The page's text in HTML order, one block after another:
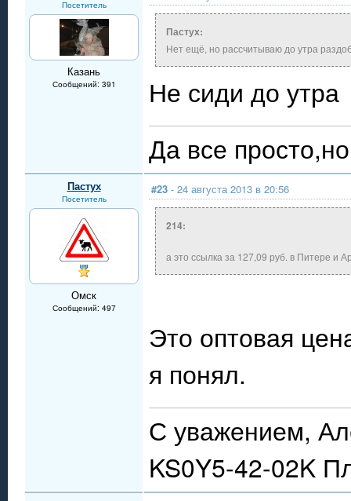
Посетитель
Казань
Сообщений: 391
Пастух:
Нет ещё, но рассчитываю до утра
Не сиди до
Да все
Пастух
Посетитель
Омск
Сообщений: 497
#23 - 24 августа 2013 в 20:56
214:
а это ссылка за 127,09 руб. в Питере и
Это оптовая
я понял.
С уважением,
KS0Y5-42-02K